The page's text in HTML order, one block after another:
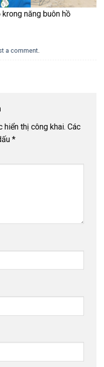
năng buôn hồ
a comment.
hiển thị công khai. Các
*